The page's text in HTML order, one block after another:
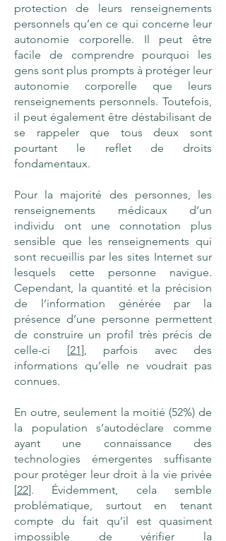
protection de leurs renseignements
personnels qu’en ce qui concerne leur
autonomie corporelle. Il peut être
facile de comprendre pourquoi les
gens sont plus prompts à protéger leur
autonomie corporelle que leurs
renseignements personnels. Toutefois,
il peut également être déstabilisant de
se rappeler que tous deux sont
pourtant le reflet de droits
fondamentaux.
Pour la majorité des personnes, les
renseignements médicaux d’un
individu ont une connotation plus
sensible que les renseignements qui
sont recueillis par les sites Internet sur
lesquels cette personne navigue.
Cependant, la quantité et la précision
de l’information générée par la
présence d’une personne permettent
de construire un profil très précis de
celle-ci [21], parfois avec des
informations qu’elle ne voudrait pas
connues.
En outre, seulement la moitié (52%) de
la population s’autodéclare comme
ayant une connaissance des
technologies émergentes suffisante
pour protéger leur droit à la vie privée
[22]. Évidemment, cela semble
problématique, surtout en tenant
compte du fait qu’il est quasiment
impossible de vérifier la